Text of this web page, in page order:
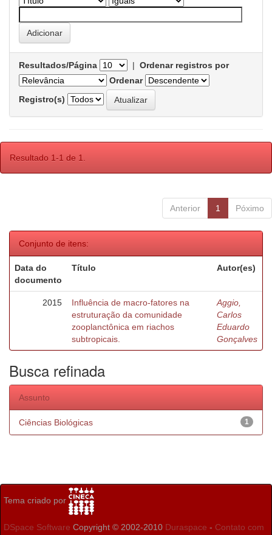
Resultados/Página | Ordenar registros por
Ordenar
Registro(s)
Resultado 1-1 de 1.
Anterior 1 Póximo
Conjunto de itens:
Data do
documento
Título Autor(es)
2015
Influência de macro-fatores na
estruturação da comunidade
zooplanctônica em riachos
subtropicais.
Aggio,
Carlos
Eduardo
Gonçalves
Busca refinada
Assunto
1
Ciências Biológicas
Tema criado por
DSpace Software Copyright © 2002-2010 Duraspace - Contato com